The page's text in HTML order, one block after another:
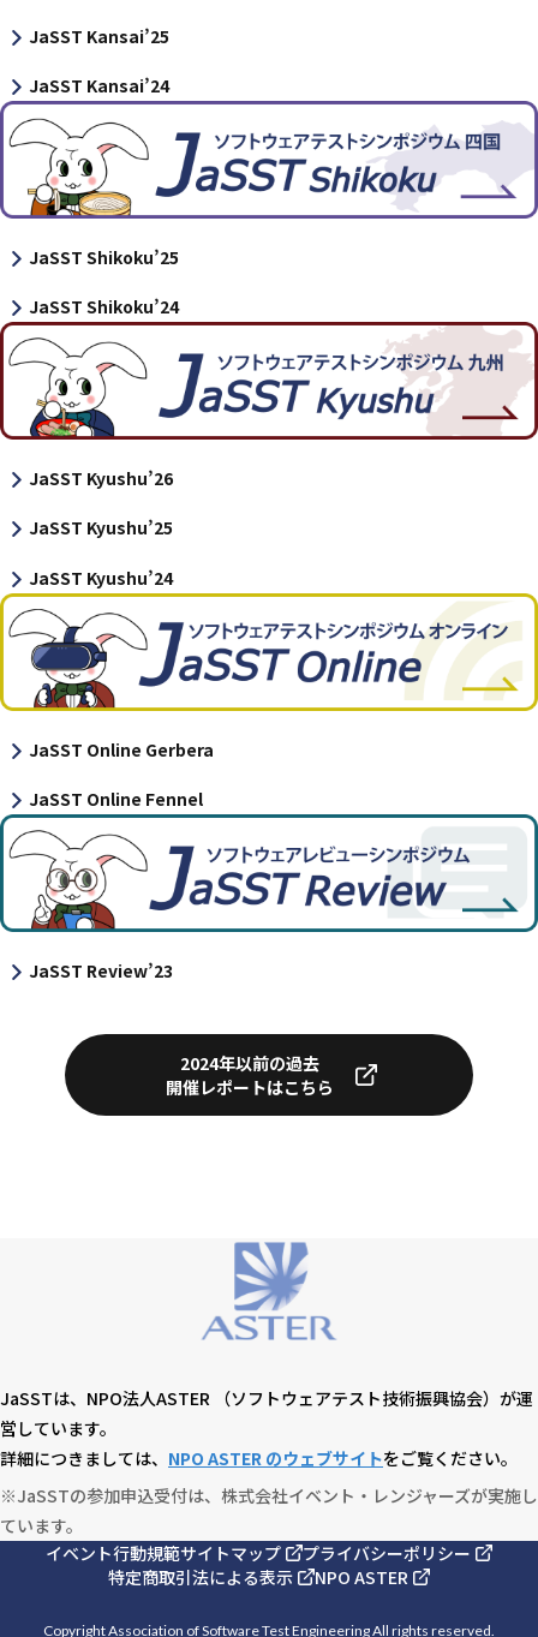
JaSST Kansai’25
JaSST Kansai’24
JaSST Shikoku’25
JaSST Shikoku’24
JaSST Kyushu’26
JaSST Kyushu’25
JaSST Kyushu’24
JaSST Online Gerbera
JaSST Online Fennel
JaSST Review’23
2024年以前の過去
開催レポートはこちら
JaSSTは、NPO法人ASTER （ソフトウェアテスト技術振興協会）が運
営しています。
詳細につきましては、 NPO ASTER のウェブサイトをご覧ください。
※JaSSTの参加申込受付は、株式会社イベント・レンジャーズが実施し
ています。
イベント行動規範サイトマップ
プライバシーポリシー
特定商取引法による表示
NPO ASTER
Copyright Association of Software Test Engineering All rights reserved.